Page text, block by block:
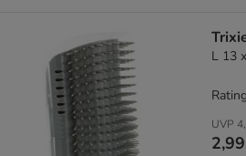
L 13
UVP